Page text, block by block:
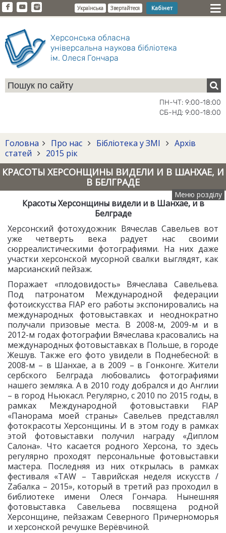
Українська Звертайтеся Кабінет
Херсонська обласна
універсальна наукова бібліотека
ім. Олеся Гончара
ПН-ЧТ: 9:00-18:00
СБ-НД: 9:00-18:00
Головна Про нас Бібліотека у ЗМІ
Архів
статей
2015 рік
КРАСОТЫ ХЕРСОНЩИНЫ ВИДЕЛИ И В ШАНХАЕ, И
В БЕЛГРАДЕ
Меню розділу
Красоты Херсонщины видели и в Шанхае, и в
Белграде
Херсонский фотохудожник Вячеслав Савельев вот
уже четверть века радует нас своими
сюрреалистическими фотографиями. На них даже
участки херсонской мусорной свалки выглядят, как
марсианский пейзаж.
Поражает «плодовидость» Вячеслава Савельева.
Под патронатом Международной федерации
фотоискусства FIAP его работы экспонировались на
международных фотовыставках и неоднократно
получали призовые места. В 2008-м, 2009-м и в
2012-м годах фотографии Вячеслава красовались на
международных фотовыставках в Польше, в городе
Жешув. Также его фото увидели в Поднебесной: в
2008-м – в Шанхае, а в 2009 – в Гонконге. Жители
сербского Белграда любовались фотографиями
нашего земляка. А в 2010 году добрался и до Англии
– в город Ньюкасл. Регулярно, с 2010 по 2015 годы, в
рамках Международной фотовыставки FIAP
«Панорама моей страны» Савельев представлял
фотокрасоты Херсонщины. И в этом году в рамках
этой фотовыставки получил награду «Диплом
Салона». Что касается родного Херсона, то здесь
регулярно проходят персональные фотовыставки
мастера. Последняя из них открылась в рамках
фестиваля «TAW – Таврийская неделя искусств /
Zабалка – 2015», который в третий раз проходил в
библиотеке имени Олеся Гончара. Нынешняя
фотовыставка Савельева посвящена родной
Херсонщине, пейзажам Северного Причерноморья
и херсонской речушке Верёвчиной.